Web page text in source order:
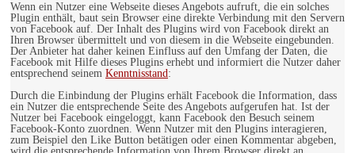
Wenn ein Nutzer eine Webseite dieses Angebots aufruft, die ein solches
Plugin enthält, baut sein Browser eine direkte Verbindung mit den Servern
von Facebook auf. Der Inhalt des Plugins wird von Facebook direkt an
Ihren Browser übermittelt und von diesem in die Webseite eingebunden.
Der Anbieter hat daher keinen Einfluss auf den Umfang der Daten, die
Facebook mit Hilfe dieses Plugins erhebt und informiert die Nutzer daher
entsprechend seinem Kenntnisstand:
Durch die Einbindung der Plugins erhält Facebook die Information, dass
ein Nutzer die entsprechende Seite des Angebots aufgerufen hat. Ist der
Nutzer bei Facebook eingeloggt, kann Facebook den Besuch seinem
Facebook-Konto zuordnen. Wenn Nutzer mit den Plugins interagieren,
zum Beispiel den Like Button betätigen oder einen Kommentar abgeben,